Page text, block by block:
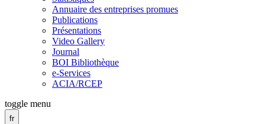
Annuaire des entreprises promues
Publications
Présentations
Video Gallery
Journal
BOI Bibliothèque
e-Services
ACIA/RCEP
toggle menu
fr